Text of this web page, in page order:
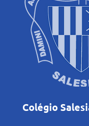
Colégio